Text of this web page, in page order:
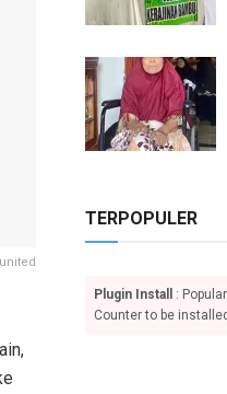
TERPOPULER
Plugin Install
:
Counter to be installed